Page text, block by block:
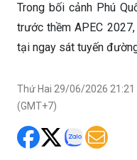
Trong bối cảnh Phú
trước thềm APEC
tại ngay sát tuyến
Thứ Hai 29/06/2026 21:21
(GMT+7)